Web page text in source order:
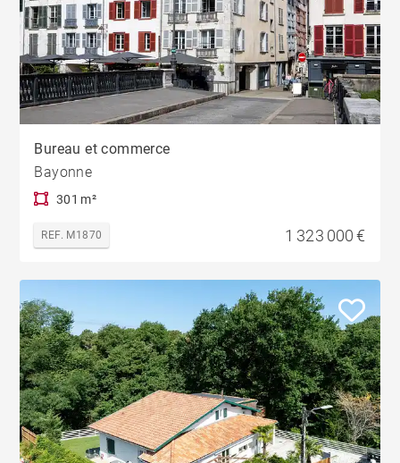
Bureau et commerce
Bayonne
301 m²
REF. M1870 1 323 000 €